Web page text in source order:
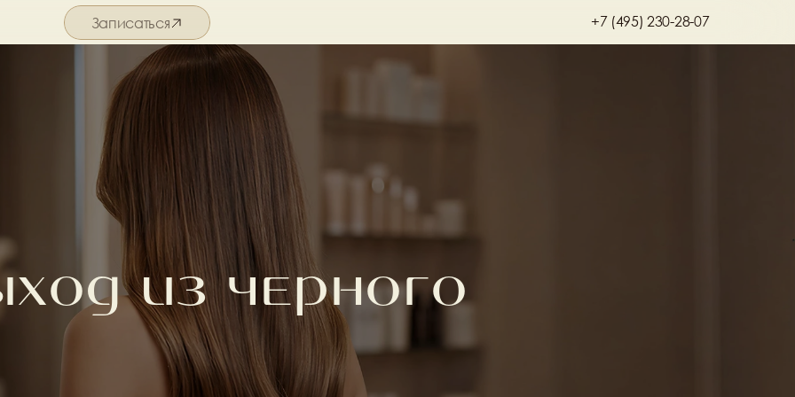
Записаться
Подробнее о салоне
+7 (495) 230-28-07
из черного